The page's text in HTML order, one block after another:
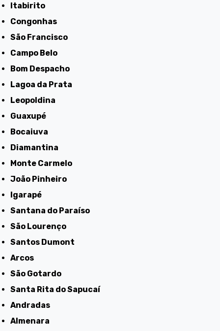
Itabirito
Congonhas
São Francisco
Campo Belo
Bom Despacho
Lagoa da Prata
Leopoldina
Guaxupé
Bocaiuva
Diamantina
Monte Carmelo
João Pinheiro
Igarapé
Santana do Paraíso
São Lourenço
Santos Dumont
Arcos
São Gotardo
Santa Rita do Sapucaí
Andradas
Almenara